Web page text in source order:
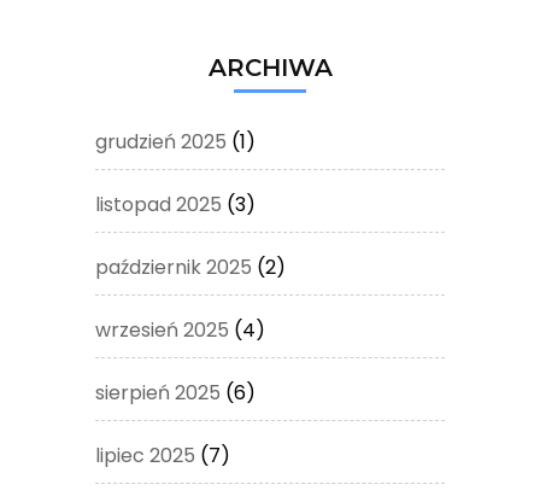
ARCHIWA
grudzień 2025 (1)
listopad 2025 (3)
październik 2025 (2)
wrzesień 2025 (4)
sierpień 2025 (6)
lipiec 2025 (7)